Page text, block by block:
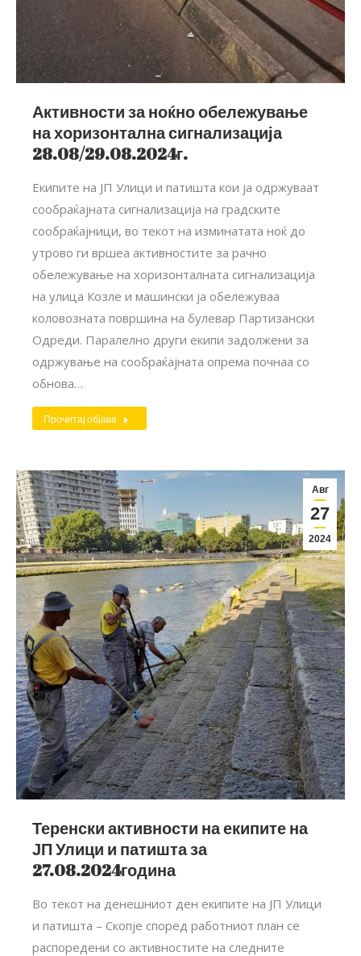
Активности за ноќно обележување
на хоризонтална сигнализација
28.08/29.08.2024г.
Екипите на ЈП Улици и патишта кои ја одржуваат
сообраќајната сигнализација на градските
сообраќајници, во текот на изминатата ноќ до
утрово ги вршеа активностите за рачно
обележување на хоризонталната сигнализација
на улица Козле и машински ја обележуваа
коловозната површина на булевар Партизански
Одреди. Паралелно други екипи задолжени за
одржување на сообраќајната опрема почнаа со
обнова…
Прочитај објава
Авг
27
2024
Теренски активности на екипите на
ЈП Улици и патишта за
27.08.2024година
Во текот на денешниот ден екипите на ЈП Улици
и патишта – Скопје според работниот план се
распоредени со активностите на следните